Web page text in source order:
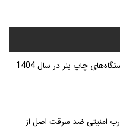
در سال 1404
سرقت اصل از